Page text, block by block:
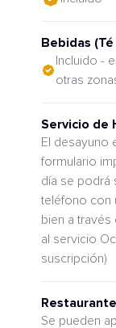
Bebidas
Incluido -
otras
Servicio de
El desayuno
formulario
día se podrá
teléfono con
bien a
al servicio
suscripción)
Se pueden